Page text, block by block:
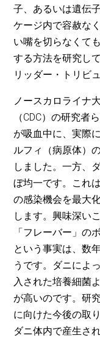
子、あるいは遺伝
ケージ内で容赦な
い嘴を切らなくて
する方法を研究し
リッダー・トリビ
ノースカロライナ
（CDC）の研究者
が吸血中に、実際
ルフィ（病原体）
しました。一方、
ぼ均一です。これ
の感染機会を最大
します。興味深い
「フレーバー」の
という事実は、数
うです。ダニによ
入された培養細菌
が高いのです。研
に向けた今後の取
ダニ体内で産生さ